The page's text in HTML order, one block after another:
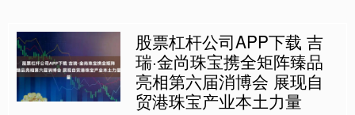
股票杠杆公司APP下载 吉
瑞·金尚珠宝携全矩阵臻品
亮相第六届消博会 展现自
贸港珠宝产业本土力量